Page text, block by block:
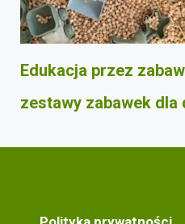
Edukacja przez
zestawy zabawek dla